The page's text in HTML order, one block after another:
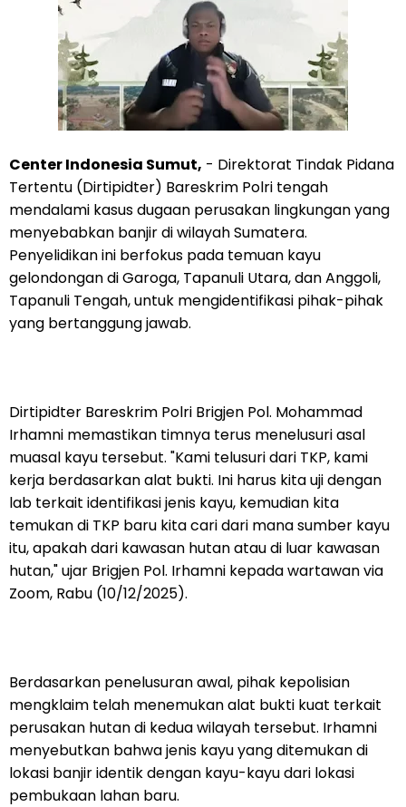
Center Indonesia Sumut, - Direktorat Tindak Pidana
Tertentu (Dirtipidter) Bareskrim Polri tengah
mendalami kasus dugaan perusakan lingkungan yang
menyebabkan banjir di wilayah Sumatera.
Penyelidikan ini berfokus pada temuan kayu
gelondongan di Garoga, Tapanuli Utara, dan Anggoli,
Tapanuli Tengah, untuk mengidentifikasi pihak-pihak
yang bertanggung jawab.
Dirtipidter Bareskrim Polri Brigjen Pol. Mohammad
Irhamni memastikan timnya terus menelusuri asal
muasal kayu tersebut. "Kami telusuri dari TKP, kami
kerja berdasarkan alat bukti. Ini harus kita uji dengan
lab terkait identifikasi jenis kayu, kemudian kita
temukan di TKP baru kita cari dari mana sumber kayu
itu, apakah dari kawasan hutan atau di luar kawasan
hutan," ujar Brigjen Pol. Irhamni kepada wartawan via
Zoom, Rabu (10/12/2025).
Berdasarkan penelusuran awal, pihak kepolisian
mengklaim telah menemukan alat bukti kuat terkait
perusakan hutan di kedua wilayah tersebut. Irhamni
menyebutkan bahwa jenis kayu yang ditemukan di
lokasi banjir identik dengan kayu-kayu dari lokasi
pembukaan lahan baru.